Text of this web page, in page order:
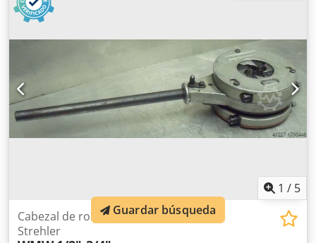
1 / 5
Cabezal de roscado con mordazas
Strehler
Guardar búsqueda